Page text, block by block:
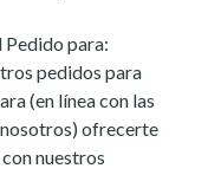
Pedido para:
pedidos para
(en línea con las
ofrecerte
nuestros